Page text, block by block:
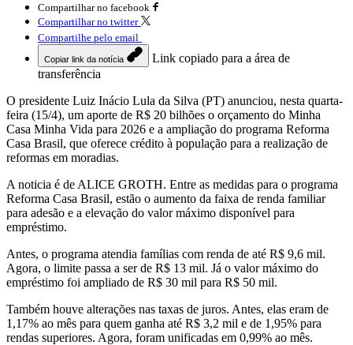
Compartilhar no facebook
Compartilhar no twitter
Compartilhe pelo email
Copiar link da notícia
Link copiado para a área de
transferência
O presidente Luiz Inácio Lula da Silva (PT) anunciou, nesta quarta-
feira (15/4), um aporte de R$ 20 bilhões o orçamento do Minha
Casa Minha Vida para 2026 e a ampliação do programa Reforma
Casa Brasil, que oferece crédito à população para a realização de
reformas em moradias.
A noticia é de ALICE GROTH. Entre as medidas para o programa
Reforma Casa Brasil, estão o aumento da faixa de renda familiar
para adesão e a elevação do valor máximo disponível para
empréstimo.
Antes, o programa atendia famílias com renda de até R$ 9,6 mil.
Agora, o limite passa a ser de R$ 13 mil. Já o valor máximo do
empréstimo foi ampliado de R$ 30 mil para R$ 50 mil.
Também houve alterações nas taxas de juros. Antes, elas eram de
1,17% ao mês para quem ganha até R$ 3,2 mil e de 1,95% para
rendas superiores. Agora, foram unificadas em 0,99% ao mês.